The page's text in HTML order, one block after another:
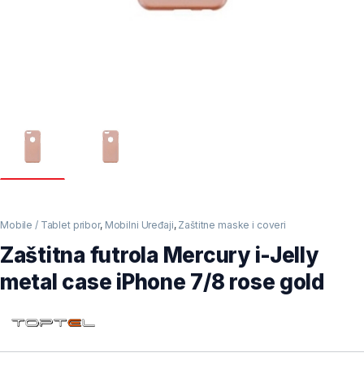
Mobile / Tablet pribor, Mobilni Uređaji, Zaštitne maske i coveri
Zaštitna futrola Mercury i-Jelly
metal case iPhone 7/8 rose gold